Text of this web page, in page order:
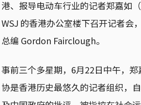
港、报导电动车行业的记者郑嘉如
WSJ 的香港办公室楼下召开记者会
总编 Gordon Fairclough。
事前三个多星期，6月22日中午，
协是香港历史最悠久的记者组织，